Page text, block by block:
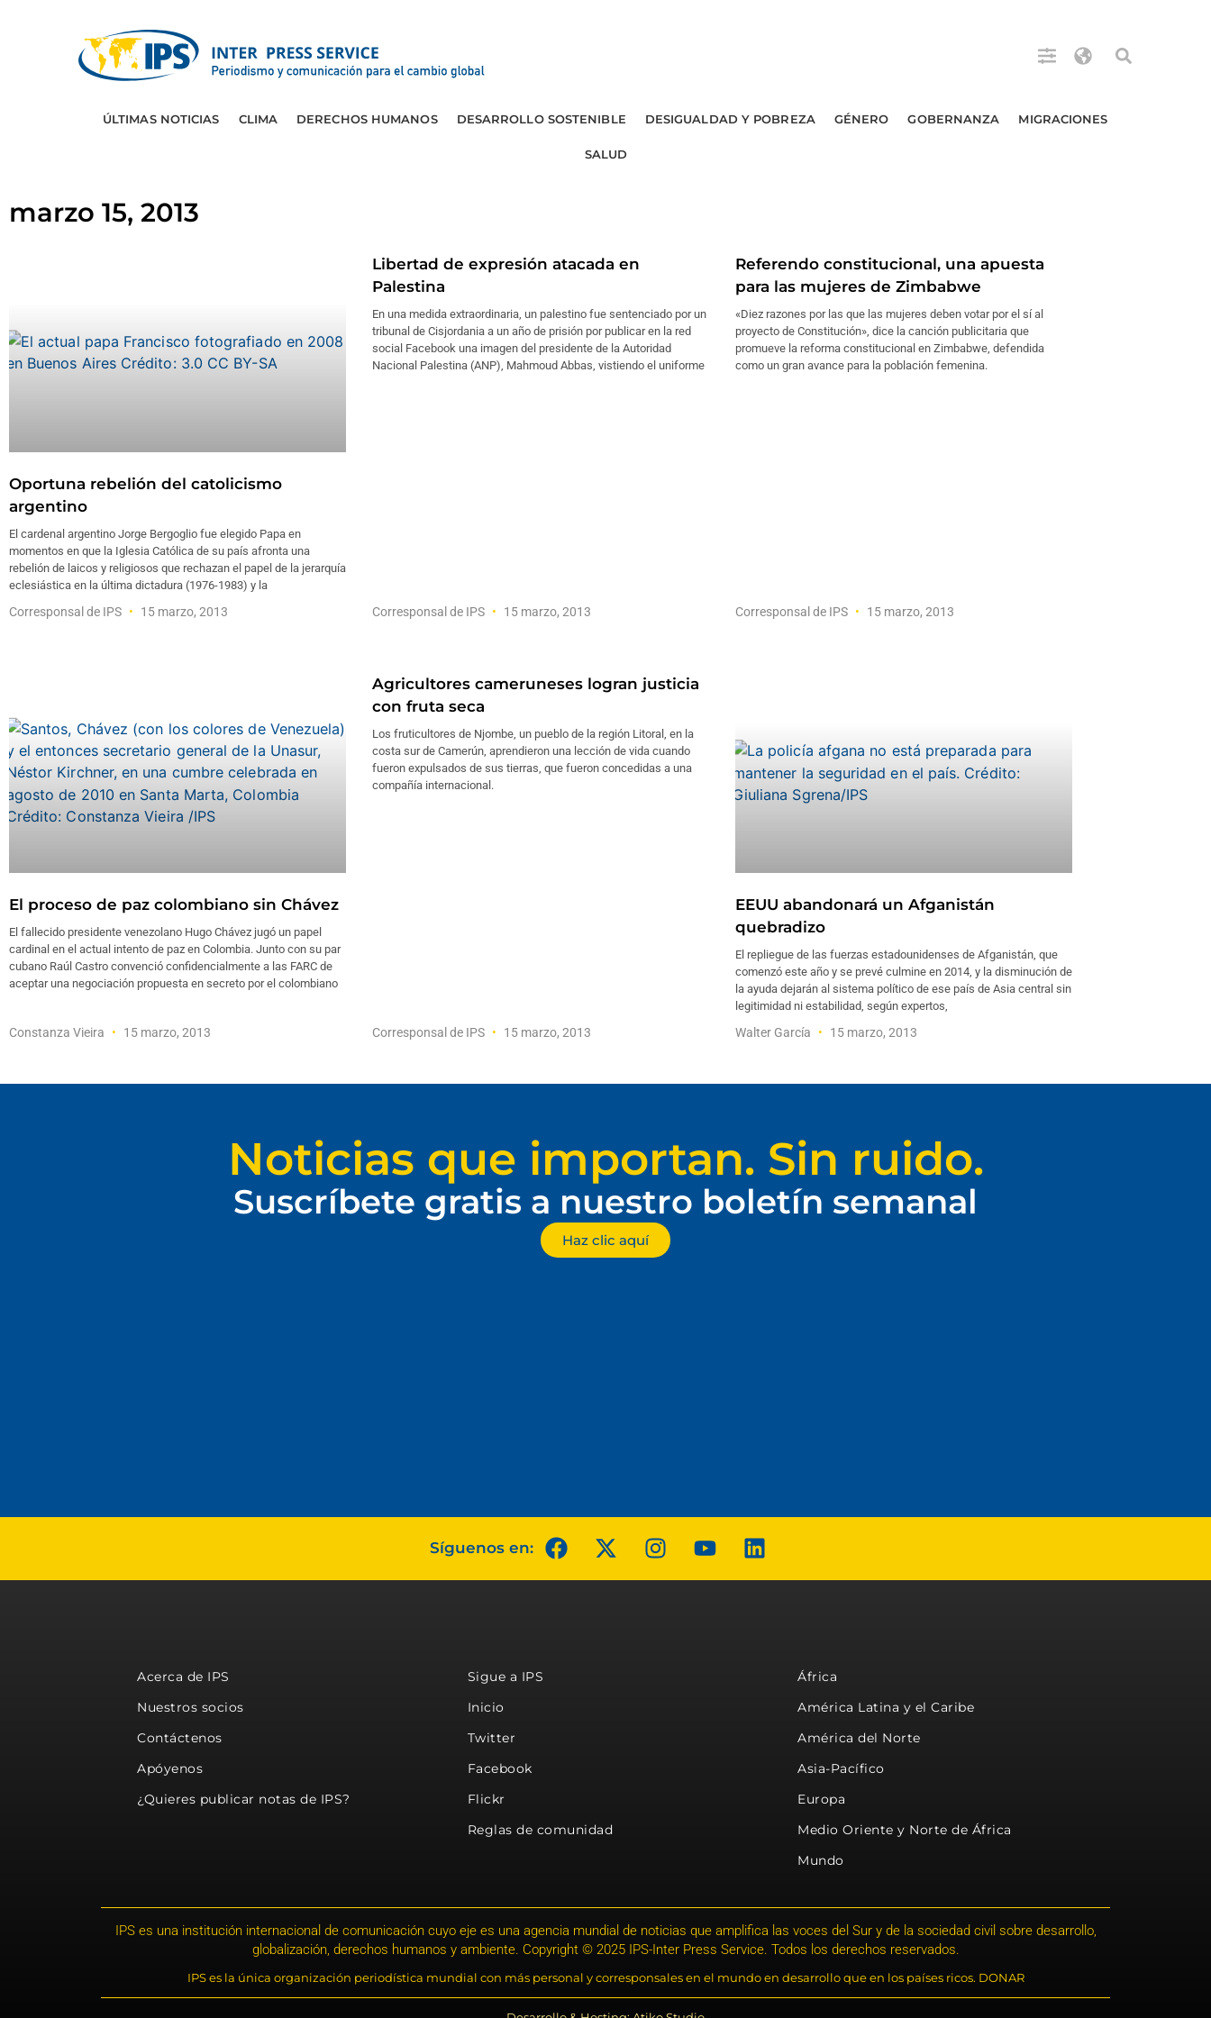
ÚLTIMAS NOTICIAS CLIMA DERECHOS HUMANOS DESARROLLO SOSTENIBLE DESIGUALDAD Y POBREZA GÉNERO GOBERNANZA MIGRACIONES
SALUD
marzo 15, 2013
Oportuna rebelión del catolicismo
argentino
El cardenal argentino Jorge Bergoglio fue elegido Papa en
momentos en que la Iglesia Católica de su país afronta una
rebelión de laicos y religiosos que rechazan el papel de la jerarquía
eclesiástica en la última dictadura (1976-1983) y la
Corresponsal de IPS 15 marzo, 2013
Libertad de expresión atacada en
Palestina
En una medida extraordinaria, un palestino fue sentenciado por un
tribunal de Cisjordania a un año de prisión por publicar en la red
social Facebook una imagen del presidente de la Autoridad
Nacional Palestina (ANP), Mahmoud Abbas, vistiendo el uniforme
Corresponsal de IPS 15 marzo, 2013
Referendo constitucional, una apuesta
para las mujeres de Zimbabwe
«Diez razones por las que las mujeres deben votar por el sí al
proyecto de Constitución», dice la canción publicitaria que
promueve la reforma constitucional en Zimbabwe, defendida
como un gran avance para la población femenina.
Corresponsal de IPS 15 marzo, 2013
El proceso de paz colombiano sin Chávez
El fallecido presidente venezolano Hugo Chávez jugó un papel
cardinal en el actual intento de paz en Colombia. Junto con su par
cubano Raúl Castro convenció confidencialmente a las FARC de
aceptar una negociación propuesta en secreto por el colombiano
Constanza Vieira 15 marzo, 2013
Agricultores cameruneses logran justicia
con fruta seca
Los fruticultores de Njombe, un pueblo de la región Litoral, en la
costa sur de Camerún, aprendieron una lección de vida cuando
fueron expulsados de sus tierras, que fueron concedidas a una
compañía internacional.
Corresponsal de IPS 15 marzo, 2013
EEUU abandonará un Afganistán
quebradizo
El repliegue de las fuerzas estadounidenses de Afganistán, que
comenzó este año y se prevé culmine en 2014, y la disminución de
la ayuda dejarán al sistema político de ese país de Asia central sin
legitimidad ni estabilidad, según expertos,
Walter García 15 marzo, 2013
Noticias que importan. Sin ruido.
Suscríbete gratis a nuestro boletín semanal
Haz clic aquí
Síguenos en:
Acerca de IPS
Nuestros socios
Contáctenos
Apóyenos
¿Quieres publicar notas de IPS?
Sigue a IPS
Inicio
Twitter
Facebook
Flickr
Reglas de comunidad
África
América Latina y el Caribe
América del Norte
Asia-Pacífico
Europa
Medio Oriente y Norte de África
Mundo
IPS es una institución internacional de comunicación cuyo eje es una agencia mundial de noticias que amplifica las voces del Sur y de la sociedad civil sobre desarrollo,
globalización, derechos humanos y ambiente. Copyright © 2025 IPS-Inter Press Service. Todos los derechos reservados.
IPS es la única organización periodística mundial con más personal y corresponsales en el mundo en desarrollo que en los países ricos. DONAR